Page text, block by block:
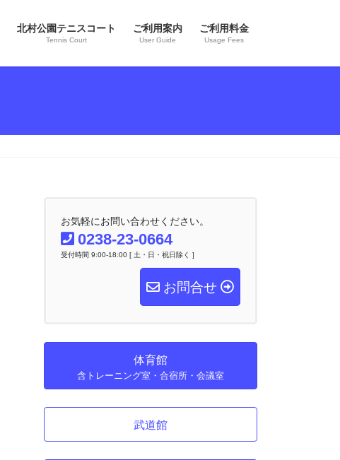
北村公園テニスコート
Tennis Court
ご利用案内
User Guide
ご利用料金
Usage Fees
お気軽にお問い合わせください。
0238-23-0664
受付時間 9:00-18:00 [ 土・日・祝日除く ]
お問合せ
体育館
含トレーニング室・合宿所・会議室
武道館